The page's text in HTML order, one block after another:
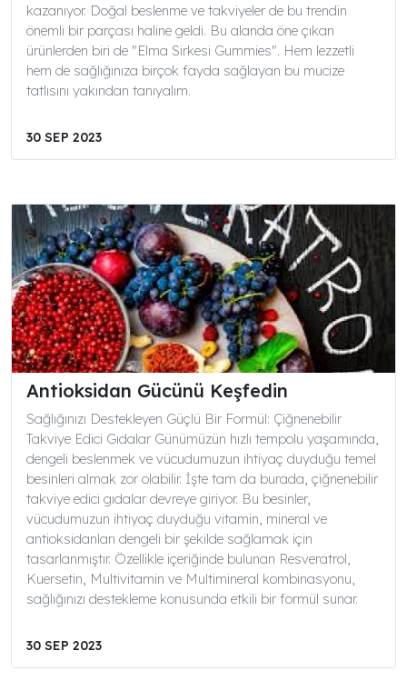
kazanıyor. Doğal beslenme ve takviyeler de bu trendin
önemli bir parçası haline geldi. Bu alanda öne çıkan
ürünlerden biri de "Elma Sirkesi Gummies". Hem lezzetli
hem de sağlığınıza birçok fayda sağlayan bu mucize
tatlısını yakından tanıyalım.
30 SEP 2023
Antioksidan Gücünü Keşfedin
Sağlığınızı Destekleyen Güçlü Bir Formül: Çiğnenebilir
Takviye Edici Gıdalar Günümüzün hızlı tempolu yaşamında,
dengeli beslenmek ve vücudumuzun ihtiyaç duyduğu temel
besinleri almak zor olabilir. İşte tam da burada, çiğnenebilir
takviye edici gıdalar devreye giriyor. Bu besinler,
vücudumuzun ihtiyaç duyduğu vitamin, mineral ve
antioksidanları dengeli bir şekilde sağlamak için
tasarlanmıştır. Özellikle içeriğinde bulunan Resveratrol,
Kuersetin, Multivitamin ve Multimineral kombinasyonu,
sağlığınızı destekleme konusunda etkili bir formül sunar.
30 SEP 2023